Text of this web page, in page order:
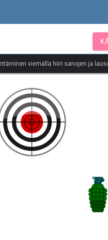
viemällä hiiri sanojen ja